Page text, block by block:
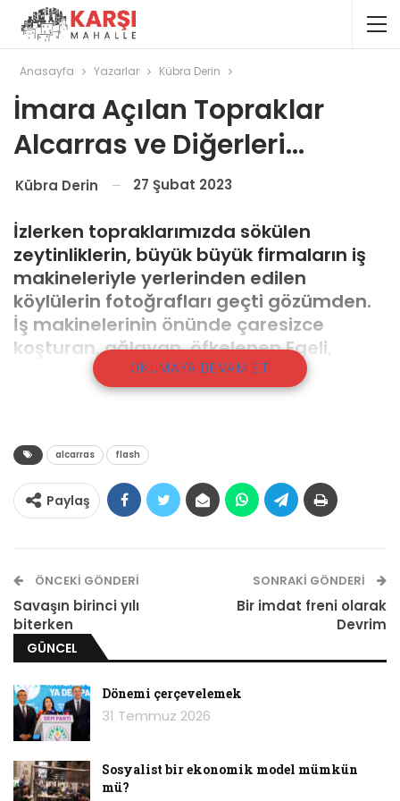
Anasayfa Yazarlar Kübra Derin
İmara Açılan Topraklar
Alcarras ve Diğerleri…
Kübra Derin 27 Şubat 2023
İzlerken topraklarımızda sökülen
zeytinliklerin, büyük büyük firmaların iş
makineleriyle yerlerinden edilen
köylülerin fotoğrafları geçti gözümden.
İş makinelerinin önünde çaresizce
koşturan, ağlayan, öfkelenen Egeli,
Karadenizli insanların sesleri geçti
kulaklarımdan.
Alcaras Clara Simon’un Altın Ayı ödülü alan son
filmi. Katalanlı yönetmen çocukluğunda
amcasının yanında bir çiftlikte yaşıyor.
Çocukluğundan, amcasından esinlenerek
yapıyor bu filmi.
“Ailem şeftali yetiştirdiği için, konu kalbime çok
yakın bir yerde. Sıkıntı içindeki aileyle kendimi bir
OKUMAYA DEVAM ET
alcarras flash
Paylaş
ÖNCEKI GÖNDERI
Savaşın birinci yılı
biterken
SONRAKI GÖNDERI
Bir imdat freni olarak
Devrim
GÜNCEL
Dönemi çerçevelemek
31 Temmuz 2026
Sosyalist bir ekonomik model mümkün
mü?